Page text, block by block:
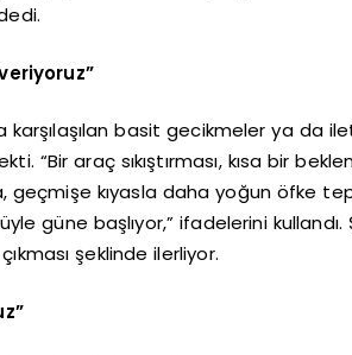
basit gecikmeler ya da
“Bir araç sıkıştırması, kısa bir
geçmişe kıyasla daha yoğun öfke
güne başlıyor,” ifadelerini
şeklinde ilerliyor.